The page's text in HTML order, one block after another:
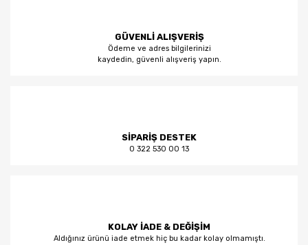
GÜVENLİ ALIŞVERİŞ
Ödeme ve adres bilgilerinizi
kaydedin, güvenli alışveriş yapın.
SİPARİŞ DESTEK
0 322 530 00 13
KOLAY İADE & DEĞİŞİM
Aldığınız ürünü iade etmek hiç bu kadar kolay olmamıştı.